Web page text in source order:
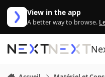
Aller au contenu
View in the app
A better way to browse.